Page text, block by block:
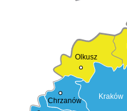
Olkusz
Kraków
Chrzanów